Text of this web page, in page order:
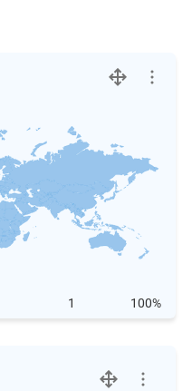
1 100%